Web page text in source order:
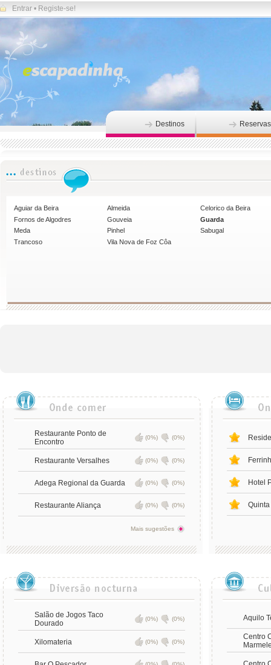
Entrar • Registe-se!
Destinos Reservas
Aguiar da Beira Almeida
Celorico da Beira
Fornos de Algodres
Gouveia
Guarda
Meda
Pinhel
Sabugal
Trancoso
Vila Nova de Foz Côa
Restaurante Ponto de
Encontro
(0%) (0%)
Restaurante Versalhes (0%) (0%)
Adega Regional da Guarda (0%) (0%)
Restaurante Aliança (0%) (0%)
Mais sugestões
Hotel
Salão de Jogos Taco
Dourado
(0%) (0%)
Xilomateria (0%) (0%)
Aquilo
Centro